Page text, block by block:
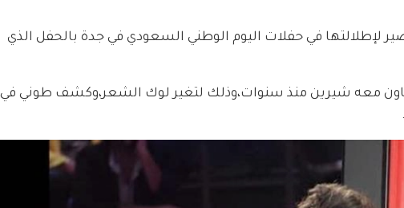
لإطلالتها في حفلات اليوم الوطني السعودي في جدة بالحفل الذي
معه شيرين منذ سنوات،وذلك لتغير لوك الشعر،وكشف طوني في